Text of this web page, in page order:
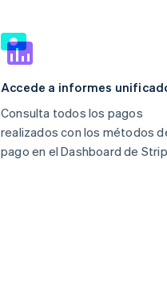
Accede a informes
Consulta todos los pagos
realizados con los métodos
pago en el Dashboard de